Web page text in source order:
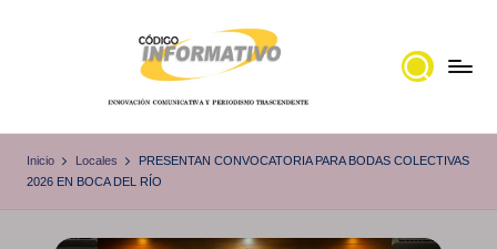
ó
i
noticias
Inicio Locales
PRESENTAN CONVOCATORIA PARA BODAS COLECTIVAS
2026 EN BOCA DEL RÍO